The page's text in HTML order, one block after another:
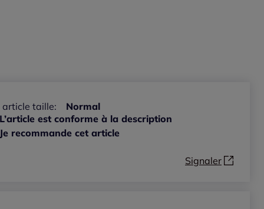
article taille:
Normal
est conforme à la description
recommande cet article
Signaler